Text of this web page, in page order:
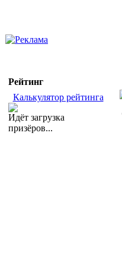
Рейтинг
Калькулятор рейтинга
Идёт загрузка
призёров...